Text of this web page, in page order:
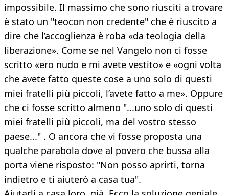
impossibile. Il massimo che sono riusciti a trovare
è stato un "teocon non credente" che è riuscito a
dire che l’accoglienza è roba «da teologia della
liberazione». Come se nel Vangelo non ci fosse
scritto «ero nudo e mi avete vestito» e «ogni volta
che avete fatto queste cose a uno solo di questi
miei fratelli più piccoli, l’avete fatto a me». Oppure
che ci fosse scritto almeno "...uno solo di questi
miei fratelli più piccoli, ma del vostro stesso
paese..." . O ancora che vi fosse proposta una
qualche parabola dove al povero che bussa alla
porta viene risposto: "Non posso aprirti, torna
indietro e ti aiuterò a casa tua".